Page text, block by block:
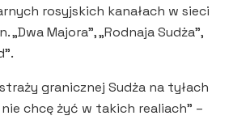
rosyjskich kanałach w sieci
„Dwa Majora”, „Rodnaja Sudża”,
granicznej Sudża na tyłach
chcę żyć w takich realiach” –